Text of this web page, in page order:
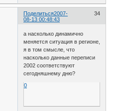
Поделиться 34
2007-
08-13 00:48:43
а насколько динамично
меняется ситуация в регионе,
я в том смысле, что
насколько данные переписи
2002 соответствуют
сегодняшнему дню?
0